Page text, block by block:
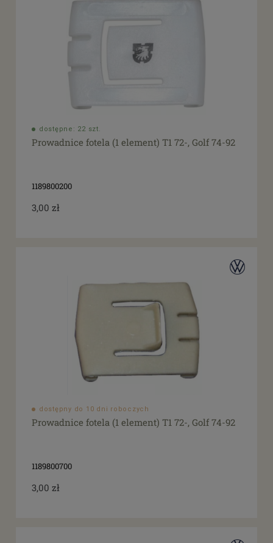
dostępne: 22 szt.
Prowadnice fotela (1 element) T1 72-, Golf 74-92
1189800200
3,00 zł
dostępny do 10 dni roboczych
Prowadnice fotela (1 element) T1 72-, Golf 74-92
1189800700
3,00 zł